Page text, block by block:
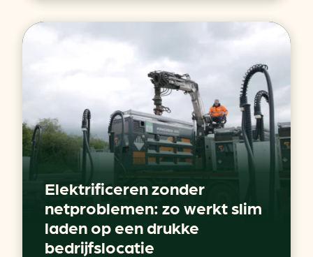
Elektrificeren zonder
netproblemen: zo werkt slim
laden op een drukke
bedrijfslocatie